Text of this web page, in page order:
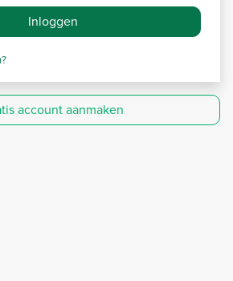
Inloggen
account aanmaken